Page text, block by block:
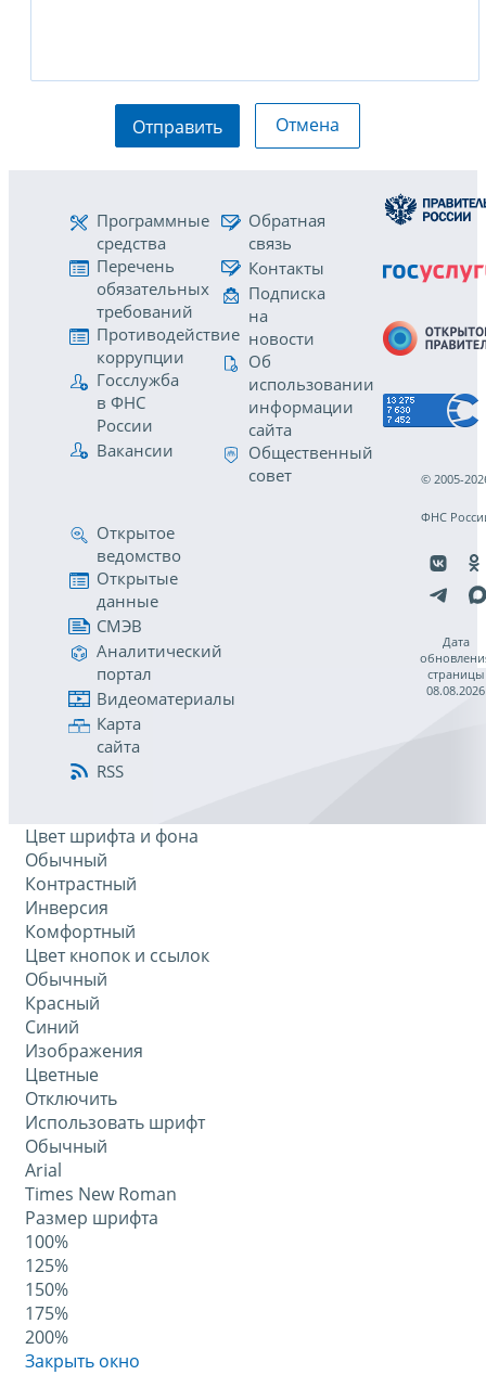
Отправить Отмена
Программные
средства
Перечень
обязательных
требований
Противодействие
коррупции
Госслужба
в ФНС
России
Вакансии
Обратная
связь
Контакты
Подписка
на
новости
Об
использовании
информации
сайта
Общественный
совет
Открытое
ведомство
Открытые
данные
СМЭВ
Аналитический
портал
Видеоматериалы
Карта
сайта
RSS
© 2005-
ФНС
Дата
страницы
08.08.2026
Цвет шрифта и фона
Обычный
Контрастный
Инверсия
Комфортный
Цвет кнопок и ссылок
Обычный
Красный
Синий
Изображения
Цветные
Отключить
Использовать шрифт
Обычный
Arial
Times New Roman
Размер шрифта
100%
125%
150%
175%
200%
Закрыть окно